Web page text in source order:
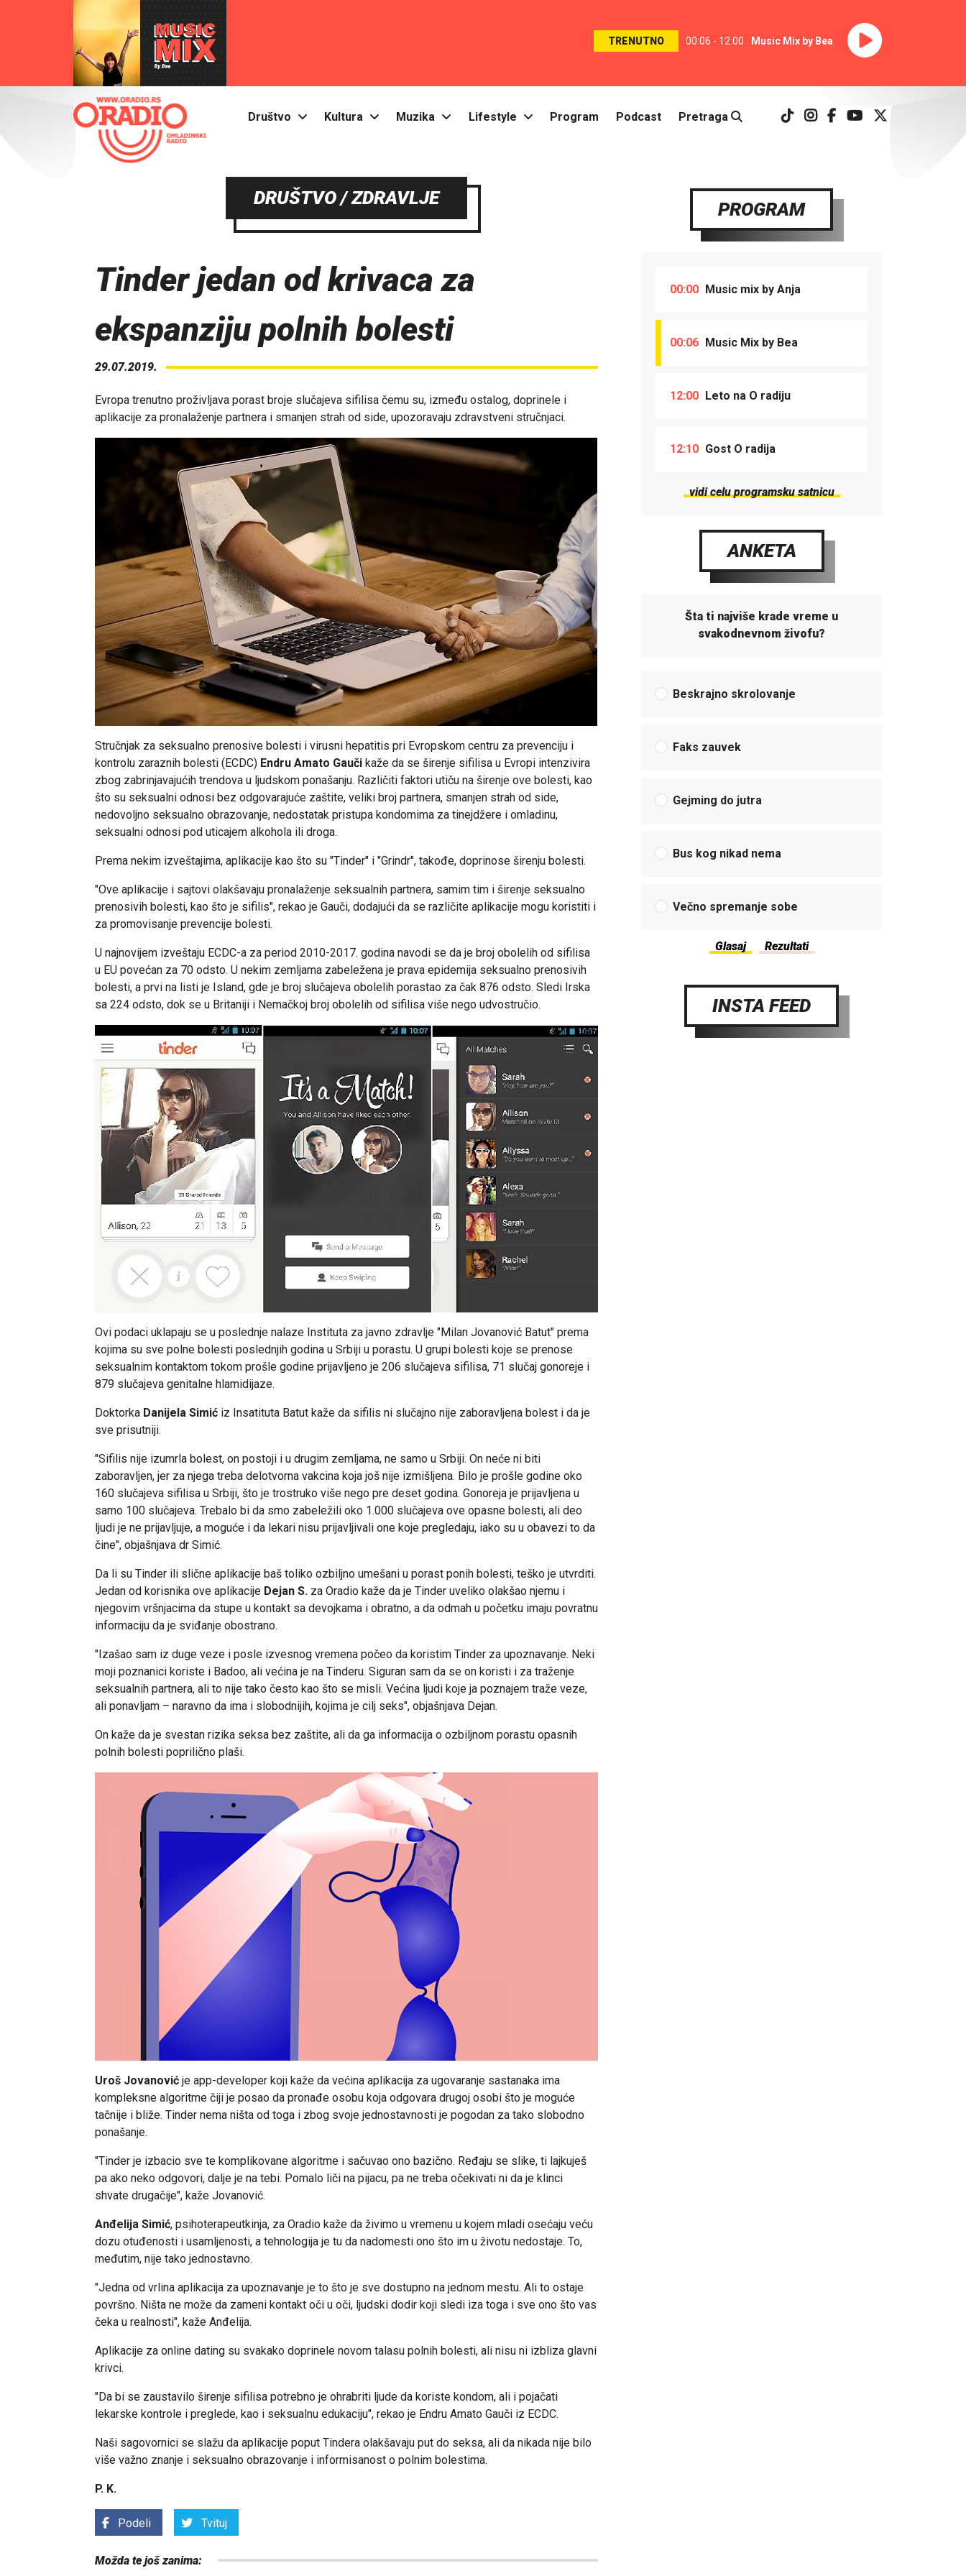
TRENUTNO 00:06 - 12:00 Music Mix by Bea
Društvo Kultura Muzika Lifestyle Program Podcast Pretraga
DRUŠTVO / ZDRAVLJE
Tinder jedan od krivaca za
ekspanziju polnih bolesti
29.07.2019.
Evropa trenutno proživljava porast broje slučajeva sifilisa čemu su, između ostalog, doprinele i
aplikacije za pronalaženje partnera i smanjen strah od side, upozoravaju zdravstveni stručnjaci.
Stručnjak za seksualno prenosive bolesti i virusni hepatitis pri Evropskom centru za prevenciju i
kontrolu zaraznih bolesti (ECDC) Endru Amato Gauči kaže da se širenje sifilisa u Evropi intenzivira
zbog zabrinjavajućih trendova u ljudskom ponašanju. Različiti faktori utiču na širenje ove bolesti, kao
što su seksualni odnosi bez odgovarajuće zaštite, veliki broj partnera, smanjen strah od side,
nedovoljno seksualno obrazovanje, nedostatak pristupa kondomima za tinejdžere i omladinu,
seksualni odnosi pod uticajem alkohola ili droga.
Prema nekim izveštajima, aplikacije kao što su "Tinder" i "Grindr", takođe, doprinose širenju bolesti.
"Ove aplikacije i sajtovi olakšavaju pronalaženje seksualnih partnera, samim tim i širenje seksualno
prenosivih bolesti, kao što je sifilis", rekao je Gauči, dodajući da se različite aplikacije mogu koristiti i
za promovisanje prevencije bolesti.
U najnovijem izveštaju ECDC-a za period 2010-2017. godina navodi se da je broj obolelih od sifilisa
u EU povećan za 70 odsto. U nekim zemljama zabeležena je prava epidemija seksualno prenosivih
bolesti, a prvi na listi je Island, gde je broj slučajeva obolelih porastao za čak 876 odsto. Sledi Irska
sa 224 odsto, dok se u Britaniji i Nemačkoj broj obolelih od sifilisa više nego udvostručio.
Ovi podaci uklapaju se u poslednje nalaze Instituta za javno zdravlje "Milan Jovanović Batut" prema
kojima su sve polne bolesti poslednjih godina u Srbiji u porastu. U grupi bolesti koje se prenose
seksualnim kontaktom tokom prošle godine prijavljeno je 206 slučajeva sifilisa, 71 slučaj gonoreje i
879 slučajeva genitalne hlamidijaze.
Doktorka Danijela Simić iz Insatituta Batut kaže da sifilis ni slučajno nije zaboravljena bolest i da je
sve prisutniji.
"Sifilis nije izumrla bolest, on postoji i u drugim zemljama, ne samo u Srbiji. On neće ni biti
zaboravljen, jer za njega treba delotvorna vakcina koja još nije izmišljena. Bilo je prošle godine oko
160 slučajeva sifilisa u Srbiji, što je trostruko više nego pre deset godina. Gonoreja je prijavljena u
samo 100 slučajeva. Trebalo bi da smo zabeležili oko 1.000 slučajeva ove opasne bolesti, ali deo
ljudi je ne prijavljuje, a moguće i da lekari nisu prijavljivali one koje pregledaju, iako su u obavezi to da
čine", objašnjava dr Simić.
Da li su Tinder ili slične aplikacije baš toliko ozbiljno umešani u porast ponih bolesti, teško je utvrditi.
Jedan od korisnika ove aplikacije Dejan S. za Oradio kaže da je Tinder uveliko olakšao njemu i
njegovim vršnjacima da stupe u kontakt sa devojkama i obratno, a da odmah u početku imaju povratnu
informaciju da je sviđanje obostrano.
"Izašao sam iz duge veze i posle izvesnog vremena počeo da koristim Tinder za upoznavanje. Neki
moji poznanici koriste i Badoo, ali većina je na Tinderu. Siguran sam da se on koristi i za traženje
seksualnih partnera, ali to nije tako često kao što se misli. Većina ljudi koje ja poznajem traže veze,
ali ponavljam – naravno da ima i slobodnijih, kojima je cilj seks", objašnjava Dejan.
On kaže da je svestan rizika seksa bez zaštite, ali da ga informacija o ozbiljnom porastu opasnih
polnih bolesti poprilično plaši.
Uroš Jovanović je app-developer koji kaže da većina aplikacija za ugovaranje sastanaka ima
kompleksne algoritme čiji je posao da pronađe osobu koja odgovara drugoj osobi što je moguće
tačnije i bliže. Tinder nema ništa od toga i zbog svoje jednostavnosti je pogodan za tako slobodno
ponašanje.
"Tinder je izbacio sve te komplikovane algoritme i sačuvao ono bazično. Ređaju se slike, ti lajkuješ
pa ako neko odgovori, dalje je na tebi. Pomalo liči na pijacu, pa ne treba očekivati ni da je klinci
shvate drugačije", kaže Jovanović.
Anđelija Simić, psihoterapeutkinja, za Oradio kaže da živimo u vremenu u kojem mladi osećaju veću
dozu otuđenosti i usamljenosti, a tehnologija je tu da nadomesti ono što im u životu nedostaje. To,
međutim, nije tako jednostavno.
"Jedna od vrlina aplikacija za upoznavanje je to što je sve dostupno na jednom mestu. Ali to ostaje
površno. Ništa ne može da zameni kontakt oči u oči, ljudski dodir koji sledi iza toga i sve ono što vas
čeka u realnosti", kaže Anđelija.
Aplikacije za online dating su svakako doprinele novom talasu polnih bolesti, ali nisu ni izbliza glavni
krivci.
"Da bi se zaustavilo širenje sifilisa potrebno je ohrabriti ljude da koriste kondom, ali i pojačati
lekarske kontrole i preglede, kao i seksualnu edukaciju", rekao je Endru Amato Gauči iz ECDC.
Naši sagovornici se slažu da aplikacije poput Tindera olakšavaju put do seksa, ali da nikada nije bilo
više važno znanje i seksualno obrazovanje i informisanost o polnim bolestima.
P. K.
Podeli Tvituj
Možda te još zanima:
PROGRAM
00:00 Music mix by Anja
00:06 Music Mix by Bea
12:00 Leto na O radiju
12:10 Gost O radija
vidi celu programsku satnicu
ANKETA
Šta ti najviše krade vreme u
svakodnevnom živofu?
Beskrajno skrolovanje
Faks zauvek
Gejming do jutra
Bus kog nikad nema
Večno spremanje sobe
INSTA FEED